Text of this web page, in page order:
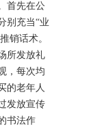
首先在公
别充当“业
销话术。
所发放礼
，每次均
的老年人
发放宣传
书法作